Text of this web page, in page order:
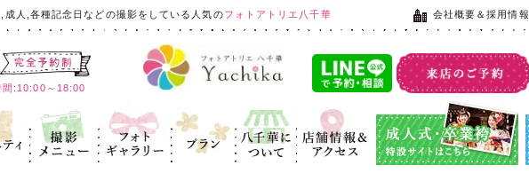
人,各種記念日などの撮影をしている人気のフォトアトリエ八千華
間:10:00～18:00
会社概要＆採用情報
ィ 記念写真
フォトギャラ
リー
プラン
八千華につ
いて
店舗情報＆ア
クセス
成人式・卒業袴特設サイト